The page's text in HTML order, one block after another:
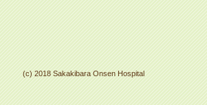
(c) 2018 Sakakibara Onsen Hospital